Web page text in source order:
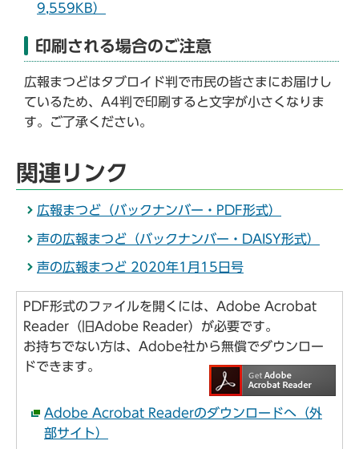
9,559KB）
印刷される場合のご注意
広報まつどはタブロイド判で市民の皆さまにお届けし
ているため、A4判で印刷すると文字が小さくなりま
す。ご了承ください。
関連リンク
広報まつど（バックナンバー・PDF形式）
声の広報まつど（バックナンバー・DAISY形式）
声の広報まつど 2020年1月15日号
PDF形式のファイルを開くには、Adobe Acrobat
Reader（旧Adobe Reader）が必要です。
お持ちでない方は、Adobe社から無償でダウンロー
ドできます。
Adobe Acrobat Readerのダウンロードへ（外
部サイト）